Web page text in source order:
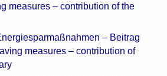
measures – contribution of the
– Beitrag
measures – contribution of